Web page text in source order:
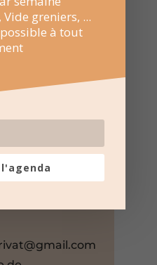
– Saint
greniers, ...
à tout